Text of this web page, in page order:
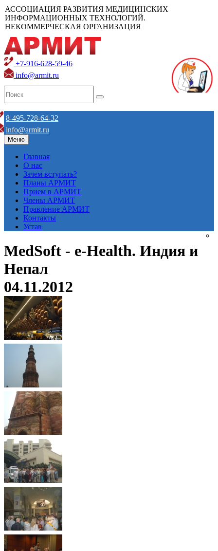
АССОЦИАЦИЯ РАЗВИТИЯ МЕДИЦИНСКИХ
ИНФОРМАЦИОННЫХ ТЕХНОЛОГИЙ.
НЕКОММЕРЧЕСКАЯ ОРГАНИЗАЦИЯ
+7-916-628-59-46
info@armit.ru
8-495-728-64-32
info@armit.ru
Меню
Главная
О нас
Зачем вступать?
Планы АРМИТ
Прием в АРМИТ
Члены АРМИТ
Правление АРМИТ
Контакты
Устав
MedSoft - e-Health. Индия и
Непал
04.11.2012